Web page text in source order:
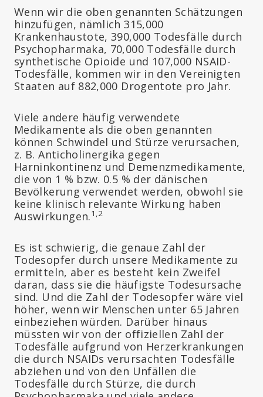
Wenn wir die oben genannten Schätzungen
hinzufügen, nämlich 315,000
Krankenhaustote, 390,000 Todesfälle durch
Psychopharmaka, 70,000 Todesfälle durch
synthetische Opioide und 107,000 NSAID-
Todesfälle, kommen wir in den Vereinigten
Staaten auf 882,000 Drogentote pro Jahr.
Viele andere häufig verwendete
Medikamente als die oben genannten
können Schwindel und Stürze verursachen,
z. B. Anticholinergika gegen
Harninkontinenz und Demenzmedikamente,
die von 1 % bzw. 0.5 % der dänischen
Bevölkerung verwendet werden, obwohl sie
keine klinisch relevante Wirkung haben
Auswirkungen.1,2
Es ist schwierig, die genaue Zahl der
Todesopfer durch unsere Medikamente zu
ermitteln, aber es besteht kein Zweifel
daran, dass sie die häufigste Todesursache
sind. Und die Zahl der Todesopfer wäre viel
höher, wenn wir Menschen unter 65 Jahren
einbeziehen würden. Darüber hinaus
müssten wir von der offiziellen Zahl der
Todesfälle aufgrund von Herzerkrankungen
die durch NSAIDs verursachten Todesfälle
abziehen und von den Unfällen die
Todesfälle durch Stürze, die durch